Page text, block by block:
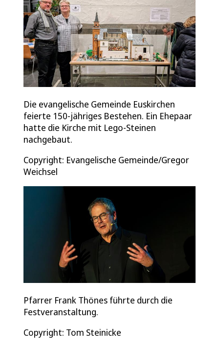
Die evangelische Gemeinde Euskirchen
feierte 150-jähriges Bestehen. Ein Ehepaar
hatte die Kirche mit Lego-Steinen
nachgebaut.
Copyright: Evangelische Gemeinde/Gregor
Weichsel
Pfarrer Frank Thönes führte durch die
Festveranstaltung.
Copyright: Tom Steinicke